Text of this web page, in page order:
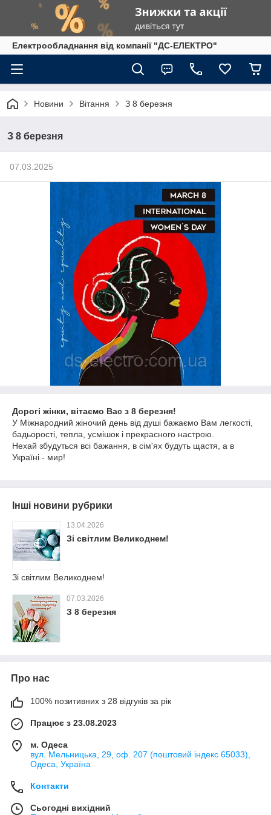
Електрообладнання від компанії "ДС-ЕЛЕКТРО"
Новини Вітання З 8 березня
З 8 березня
07.03.2025
Дорогі жінки, вітаємо Вас з 8 березня!
У Міжнародний жіночий день від душі бажаємо Вам легкості,
бадьорості, тепла, усмішок і прекрасного настрою.
Нехай збудуться всі бажання, в сім'ях будуть щастя, а в
Україні - мир!
Інші новини рубрики
13.04.2026
Зі світлим Великоднем!
Зі світлим Великоднем!
07.03.2026
З 8 березня
Про нас
100% позитивних з 28 відгуків за рік
Працює з 23.08.2023
м. Одеса
вул. Мельницька, 29, оф. 207 (поштовий індекс 65033),
Одеса, Україна
Контакти
Сьогодні вихідний